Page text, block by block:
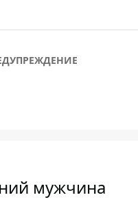
мужчина